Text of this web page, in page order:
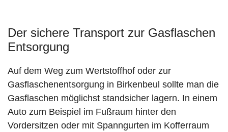
Der sichere Transport zur Gasflaschen
Entsorgung
Auf dem Weg zum Wertstoffhof oder zur
Gasflaschenentsorgung in Birkenbeul sollte man die
Gasflaschen möglichst standsicher lagern. In einem
Auto zum Beispiel im Fußraum hinter den
Vordersitzen oder mit Spanngurten im Kofferraum